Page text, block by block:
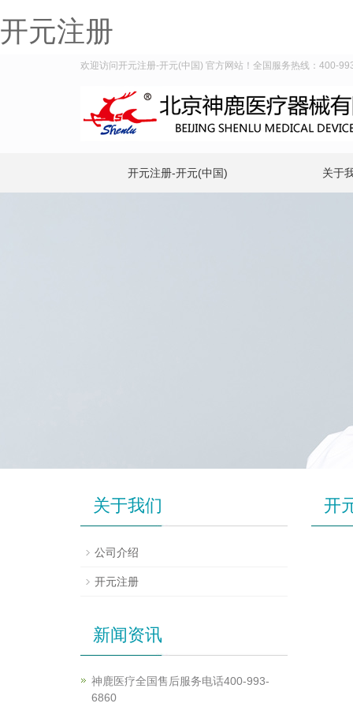
开元注册
欢迎访问开元注册-开元(中国) 官方网站！全国服务热线：400-
开元注册-开元(中国) 关于
开
关于我们
公司介绍
开元注册
新闻资讯
神鹿医疗全国售后服务电话400-993-
6860